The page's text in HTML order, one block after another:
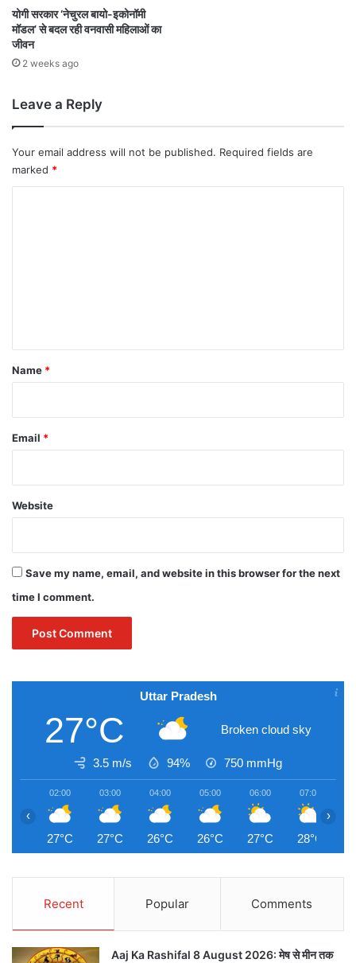
योगी सरकार ‘नेचुरल बायो-इकोनॉमी
मॉडल’ से बदल रही वनवासी महिलाओं का
जीवन
2 weeks ago
Leave a Reply
Your email address will not be published. Required fields are
marked *
*
Name *
Email *
Website
Save my name, email, and website in this browser for the next
time I comment.
Uttar Pradesh
27°C Broken cloud sky
3.5 m/s 94% 750 mmHg
02:00
27°C
03:00
27°C
04:00
26°C
05:00
26°C
06:00
27°C
07:00
28°C
‹ ›
Recent Popular Comments
Aaj Ka Rashifal 8 August 2026: मेष से मीन तक